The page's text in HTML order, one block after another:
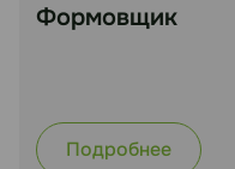
Формовщик
Подробнее